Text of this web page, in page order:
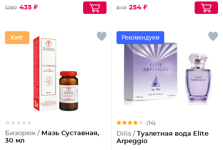
1280 435 ₽ 849 254 ₽
Бизорюк / Мазь Суставная,
30 мл
Рекомендуем
(14)
Dilis / Туалетная вода Elite
Arpeggio